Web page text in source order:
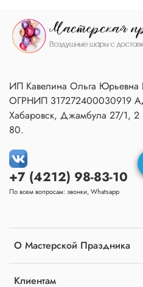
О Мастерской Праздника
Клиентам
+7 (4212) 98-83-10
По всем вопросам: звонки, Whatsapp
ИП Кавелина Ольга
ОГРНИП 317272400030919
Хабаровск, Джамбула 27/1,
80.